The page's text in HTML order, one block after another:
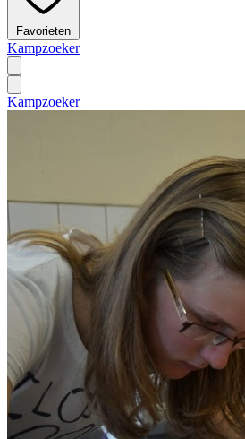
Favorieten
Kampzoeker
Kampzoeker